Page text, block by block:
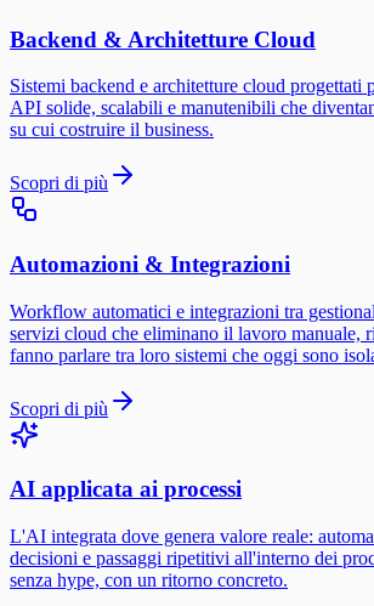
Backend & Architetture Cloud
Sistemi backend e architetture cloud progettati
API solide, scalabili e manutenibili che
su cui costruire il business.
Scopri di più
Automazioni & Integrazioni
Workflow automatici e integrazioni tra
servizi cloud che eliminano il lavoro manuale,
fanno parlare tra loro sistemi che oggi sono
Scopri di più
AI applicata ai processi
L'AI integrata dove genera valore reale:
decisioni e passaggi ripetitivi all'interno dei
senza hype, con un ritorno concreto.